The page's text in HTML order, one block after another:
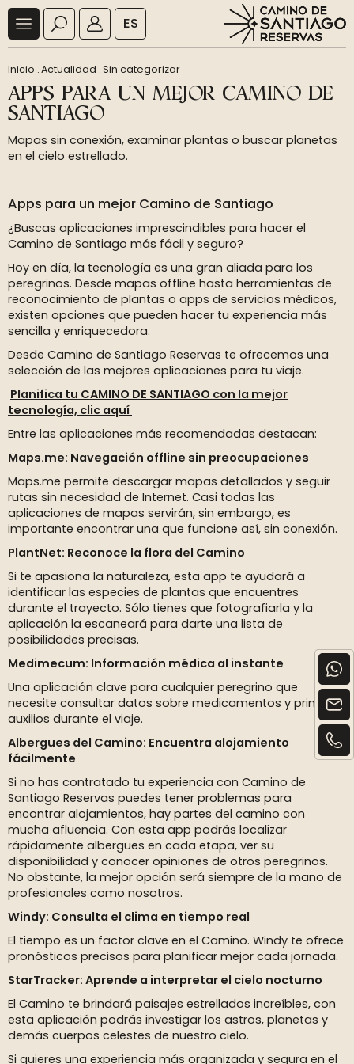
ES
Inicio .Actualidad .Sin categorizar
APPS PARA UN MEJOR CAMINO DE
SANTIAGO
Mapas sin conexión, examinar plantas o buscar planetas
en el cielo estrellado.
Apps para un mejor Camino de Santiago
¿Buscas aplicaciones imprescindibles para hacer el
Camino de Santiago más fácil y seguro?
Hoy en día, la tecnología es una gran aliada para los
peregrinos. Desde mapas offline hasta herramientas de
reconocimiento de plantas o apps de servicios médicos,
existen opciones que pueden hacer tu experiencia más
sencilla y enriquecedora.
Desde Camino de Santiago Reservas te ofrecemos una
selección de las mejores aplicaciones para tu viaje.
Planifica tu CAMINO DE SANTIAGO con la mejor
tecnología, clic aquí
Entre las aplicaciones más recomendadas destacan:
Maps.me: Navegación offline sin preocupaciones
Maps.me permite descargar mapas detallados y seguir
rutas sin necesidad de Internet. Casi todas las
aplicaciones de mapas servirán, sin embargo, es
importante encontrar una que funcione así, sin conexión.
PlantNet: Reconoce la flora del Camino
Si te apasiona la naturaleza, esta app te ayudará a
identificar las especies de plantas que encuentres
durante el trayecto. Sólo tienes que fotografiarla y la
aplicación la escaneará para darte una lista de
posibilidades precisas.
Medimecum: Información médica al instante
Una aplicación clave para cualquier peregrino que
necesite consultar datos sobre medicamentos y primeros
auxilios durante el viaje.
Albergues del Camino: Encuentra alojamiento
fácilmente
Si no has contratado tu experiencia con Camino de
Santiago Reservas puedes tener problemas para
encontrar alojamientos, hay partes del camino con
mucha afluencia. Con esta app podrás localizar
rápidamente albergues en cada etapa, ver su
disponibilidad y conocer opiniones de otros peregrinos.
No obstante, la mejor opción será siempre de la mano de
profesionales como nosotros.
Windy: Consulta el clima en tiempo real
El tiempo es un factor clave en el Camino. Windy te ofrece
pronósticos precisos para planificar mejor cada jornada.
StarTracker: Aprende a interpretar el cielo nocturno
El Camino te brindará paisajes estrellados increíbles, con
esta aplicación podrás investigar los astros, planetas y
demás cuerpos celestes de nuestro cielo.
Si quieres una experiencia más organizada y segura en el